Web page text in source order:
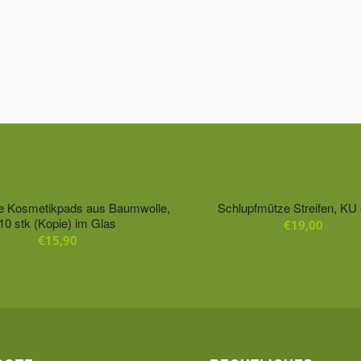
Kosmetikpads aus Baumwolle,
stk (Kopie) im Glas
€15,90
Schlupfmütze Streifen, KU
€19,00